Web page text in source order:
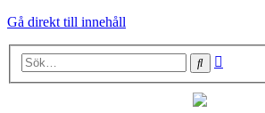
Gå direkt till innehåll
Sök